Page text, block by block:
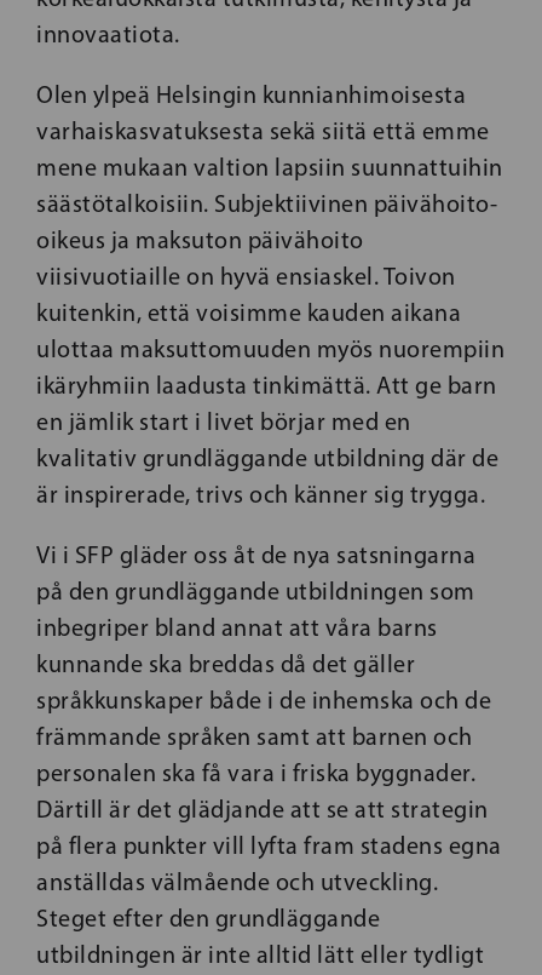
innovaatiota.
Olen ylpeä Helsingin kunnianhimoisesta
varhaiskasvatuksesta sekä siitä että emme
mene mukaan valtion lapsiin suunnattuihin
säästötalkoisiin. Subjektiivinen päivähoito-
oikeus ja maksuton päivähoito
viisivuotiaille on hyvä ensiaskel. Toivon
kuitenkin, että voisimme kauden aikana
ulottaa maksuttomuuden myös nuorempiin
ikäryhmiin laadusta tinkimättä. Att ge barn
en jämlik start i livet börjar med en
kvalitativ grundläggande utbildning där de
är inspirerade, trivs och känner sig trygga.
Vi i SFP gläder oss åt de nya satsningarna
på den grundläggande utbildningen som
inbegriper bland annat att våra barns
kunnande ska breddas då det gäller
språkkunskaper både i de inhemska och de
främmande språken samt att barnen och
personalen ska få vara i friska byggnader.
Därtill är det glädjande att se att strategin
på flera punkter vill lyfta fram stadens egna
anställdas välmående och utveckling.
Steget efter den grundläggande
utbildningen är inte alltid lätt eller tydligt